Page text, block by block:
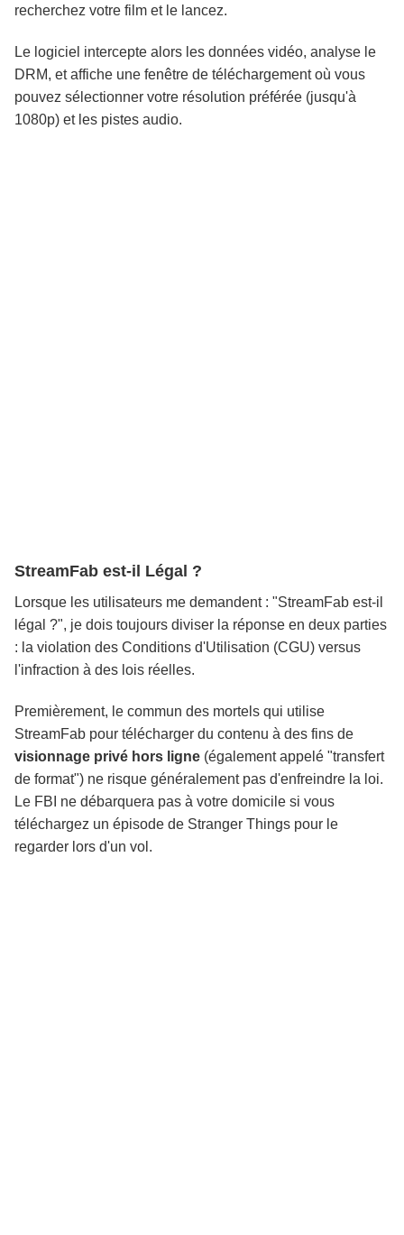
recherchez votre film et le lancez.
Le logiciel intercepte alors les données vidéo, analyse le
DRM, et affiche une fenêtre de téléchargement où vous
pouvez sélectionner votre résolution préférée (jusqu'à
1080p) et les pistes audio.
StreamFab est-il Légal ?
Lorsque les utilisateurs me demandent : "StreamFab est-il
légal ?", je dois toujours diviser la réponse en deux parties
: la violation des Conditions d'Utilisation (CGU) versus
l'infraction à des lois réelles.
Premièrement, le commun des mortels qui utilise
StreamFab pour télécharger du contenu à des fins de
visionnage privé hors ligne (également appelé "transfert
de format") ne risque généralement pas d'enfreindre la loi.
Le FBI ne débarquera pas à votre domicile si vous
téléchargez un épisode de Stranger Things pour le
regarder lors d'un vol.